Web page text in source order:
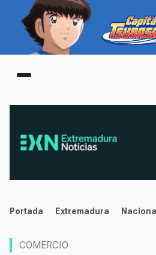
Main menu
noticias
Portada Extremadura Nacional
COMERCIO